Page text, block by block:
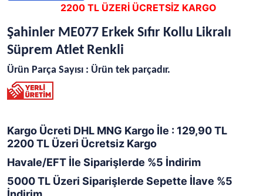
2200 TL ÜZERİ ÜCRETSİZ KARGO
Şahinler ME077 Erkek Sıfır Kollu Likralı
Süprem Atlet Renkli
Ürün Parça Sayısı : Ürün tek parçadır.
Kargo Ücreti DHL MNG Kargo İle : 129,90 TL
2200 TL Üzeri Ücretsiz Kargo
Havale/EFT İle Siparişlerde %5 İndirim
5000 TL Üzeri Siparişlerde Sepette İlave %5